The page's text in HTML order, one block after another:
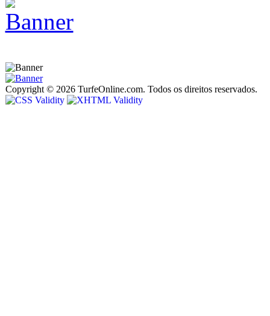
Copyright © 2026 TurfeOnline.com. Todos os direitos reservados.